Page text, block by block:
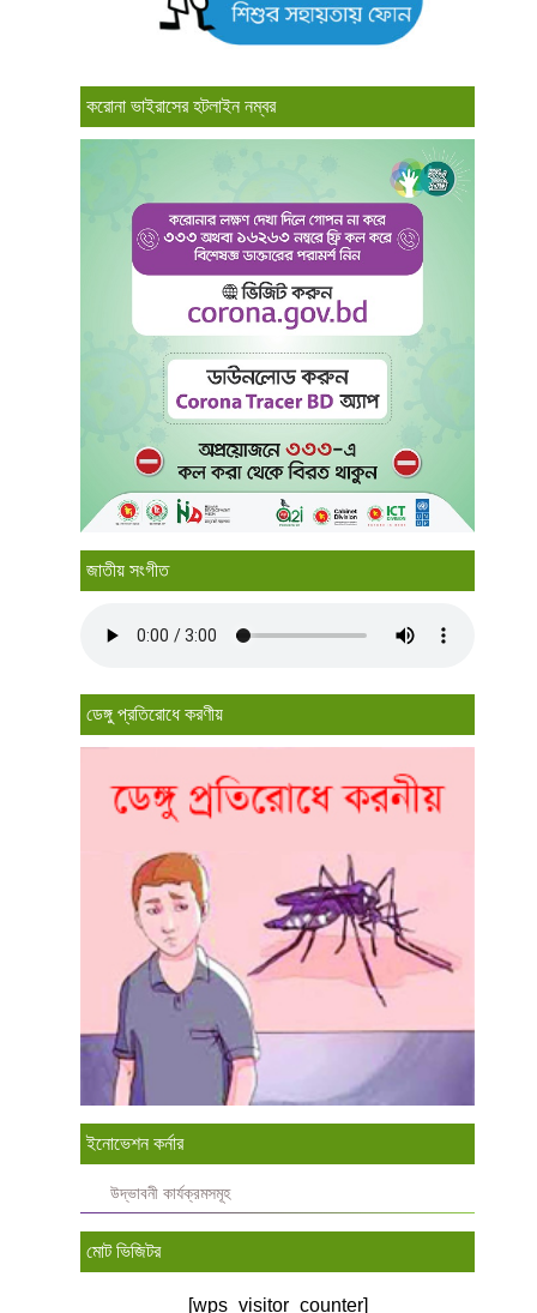
করোনা ভাইরাসের হটলাইন নম্বর
জাতীয় সংগীত
ডেঙ্গু প্রতিরোধে করণীয়
ইনোভেশন কর্নার
উদ্ভাবনী কার্যক্রমসমূহ
মোট ভিজিটর
[wps_visitor_counter]